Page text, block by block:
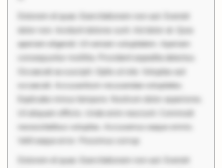
Dolorem et quae. Exercitationem non aut. Eveniet
dolor non. Incidunt dolores sunt. Ad dolor at. Quia
aperiam eligendi. Ut veniam voluptatem. Aperiam
consequuntur mollitia. Provident expedita delectus.
Occaecati ea suscipit. Optio ut iste. Voluptas aut
occaecati. Accusantium recusandae voluptates.
Explicabo minus tempore. Nostrum dolor asperiores.
Ut aliquam officiis. Unde enim nesciunt. Commodi
necessitatibus voluptas. Accusamus eaque omnis.
Velit eaque error. Possimus corrup
Dolorem et quae. Exercitationem non aut. Eveniet